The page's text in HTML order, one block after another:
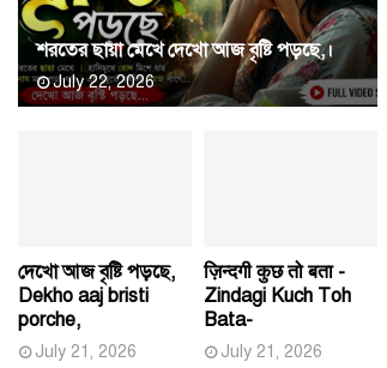
শরতের ছায়া মেখে দেখো আজ বৃষ্টি পড়ছে,।
July 22, 2026
দেখো আজ বৃষ্টি পড়ছে,
Dekho aaj bristi
porche,
July 21, 2026
ज़िन्दगी कुछ तो बता -
Zindagi Kuch Toh
Bata-
July 21, 2026